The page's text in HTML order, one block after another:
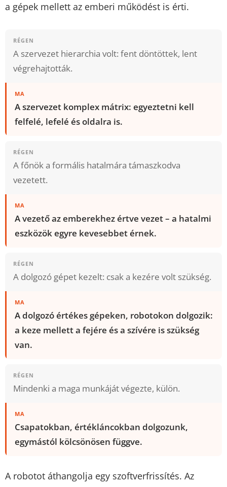
a gépek mellett az emberi működést is érti.
RÉGEN
A szervezet hierarchia volt: fent döntöttek, lent
végrehajtották.
MA
A szervezet komplex mátrix: egyeztetni kell
felfelé, lefelé és oldalra is.
RÉGEN
A főnök a formális hatalmára támaszkodva
vezetett.
MA
A vezető az emberekhez értve vezet – a hatalmi
eszközök egyre kevesebbet érnek.
RÉGEN
A dolgozó gépet kezelt: csak a kezére volt szükség.
MA
A dolgozó értékes gépeken, robotokon dolgozik:
a keze mellett a fejére és a szívére is szükség
van.
RÉGEN
Mindenki a maga munkáját végezte, külön.
MA
Csapatokban, értékláncokban dolgozunk,
egymástól kölcsönösen függve.
A robotot áthangolja egy szoftverfrissítés. Az